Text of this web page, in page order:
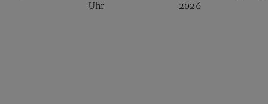
Uhr
2026